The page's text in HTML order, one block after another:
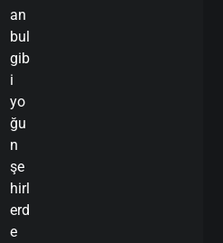
an
bul
gib
i
yo
ğu
n
şe
hirl
erd
e